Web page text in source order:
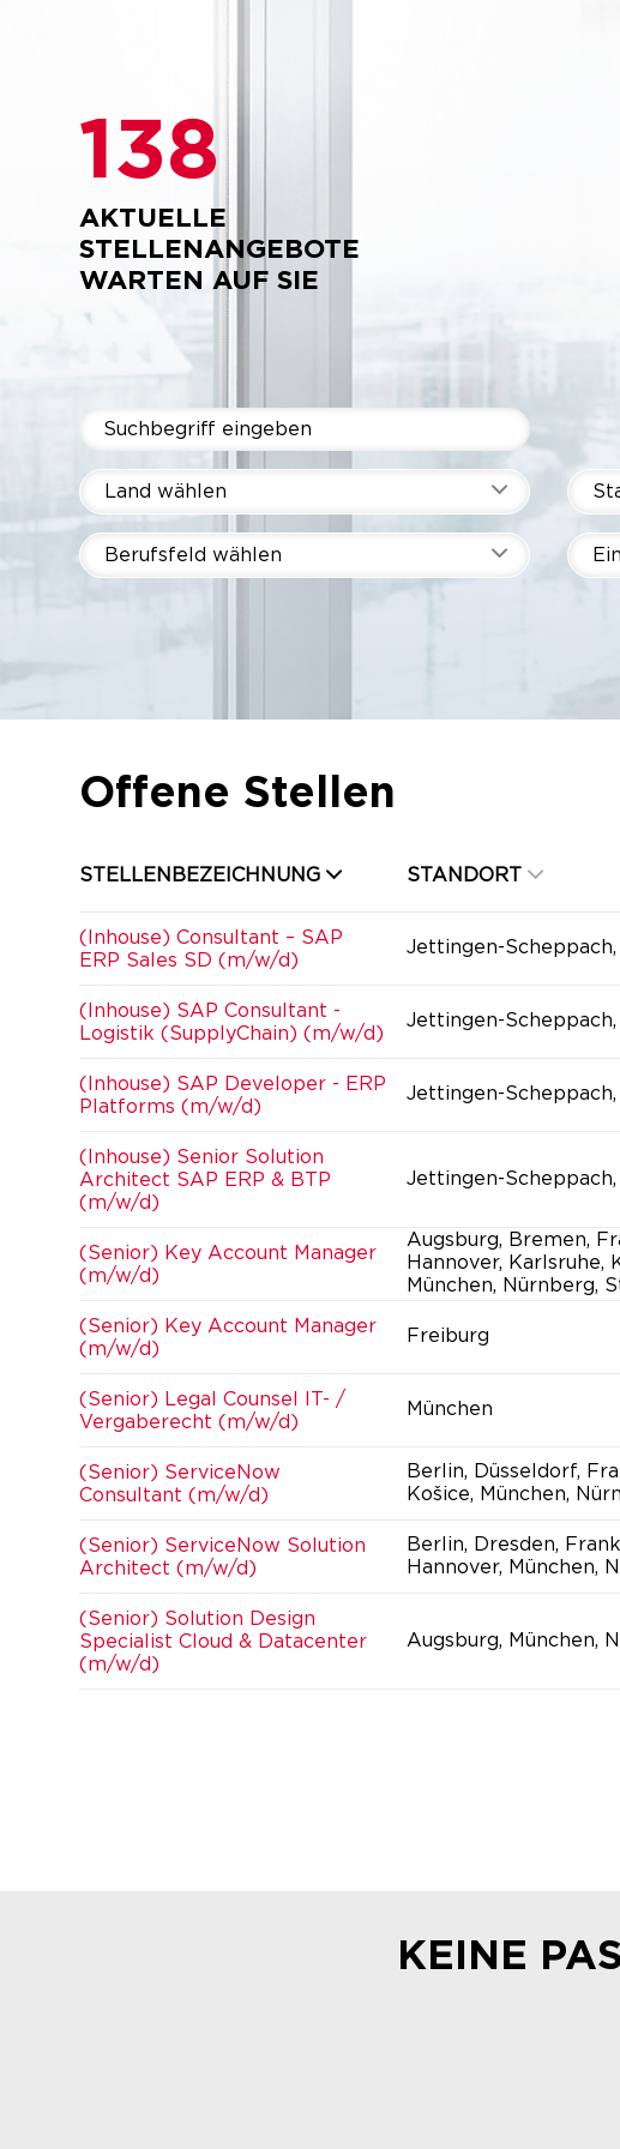
138
AKTUELLE
STELLENANGEBOTE
WARTEN AUF SIE
Land wählen
Berufsfeld wählen
Offene Stellen
STELLENBEZEICHNUNG STANDORT
(Inhouse) Consultant – SAP
ERP Sales SD (m/w/d)
Jettingen-Scheppach,
(Inhouse) SAP Consultant -
Logistik (SupplyChain) (m/w/d)
Jettingen-Scheppach,
(Inhouse) SAP Developer - ERP
Platforms (m/w/d)
Jettingen-Scheppach,
(Inhouse) Senior Solution
Architect SAP ERP & BTP
(m/w/d)
Jettingen-Scheppach,
(Senior) Key Account Manager
(m/w/d)
Augsburg, Bremen,
Hannover, Karlsruhe,
München, Nürnberg,
(Senior) Key Account Manager
(m/w/d)
Freiburg
(Senior) Legal Counsel IT- /
Vergaberecht (m/w/d)
München
(Senior) ServiceNow
Consultant (m/w/d)
Berlin, Düsseldorf,
Košice, München,
(Senior) ServiceNow Solution
Architect (m/w/d)
Berlin, Dresden,
Hannover, München,
(Senior) Solution Design
Specialist Cloud & Datacenter
(m/w/d)
Augsburg, München,
KEINE